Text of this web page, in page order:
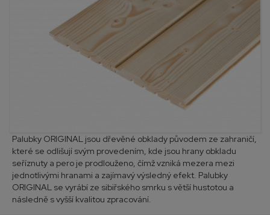
Palubky ORIGINAL jsou dřevěné obklady původem ze zahraničí,
které se odlišují svým provedením, kde jsou hrany obkladu
seříznuty a pero je prodlouženo, čímž vzniká mezera mezi
jednotlivými hranami a zajímavý výsledný efekt. Palubky
ORIGINAL se vyrábí ze sibiřského smrku s větší hustotou a
následně s vyšší kvalitou zpracování.